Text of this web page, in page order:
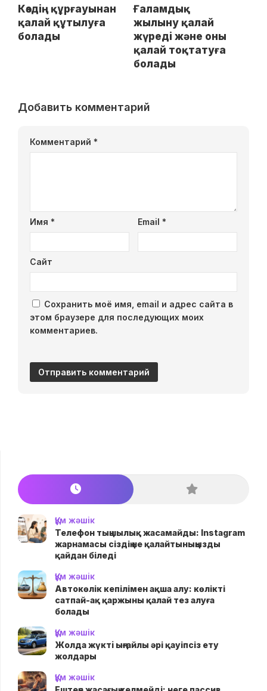
Көздің құрғауынан
қалай құтылуға
болады
Ғаламдық
жылыну қалай
жүреді және оны
қалай тоқтатуға
болады
Добавить комментарий
Комментарий *
Имя * Email *
Сайт
Сохранить моё имя, email и адрес сайта в
этом браузере для последующих моих
комментариев.
Құм жәшік
Телефон тыңшылық жасамайды: Instagram
жарнамасы сіздің не қалайтыныңызды
қайдан біледі
Құм жәшік
Автокөлік кепілімен ақша алу: көлікті
сатпай-ақ қаржыны қалай тез алуға
болады
Құм жәшік
Жолда жүктi ыңғайлы әрі қауіпсіз ету
жолдары
Құм жәшік